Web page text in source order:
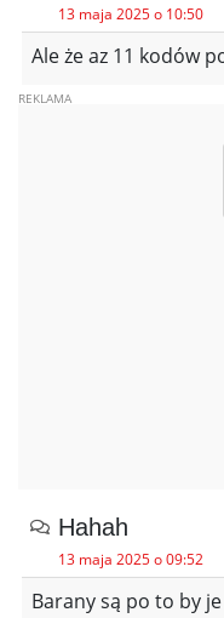
13 maja 2025 o 10:50
Ale że az 11 kodów
Hahah
13 maja 2025 o 09:52
Barany są po to by